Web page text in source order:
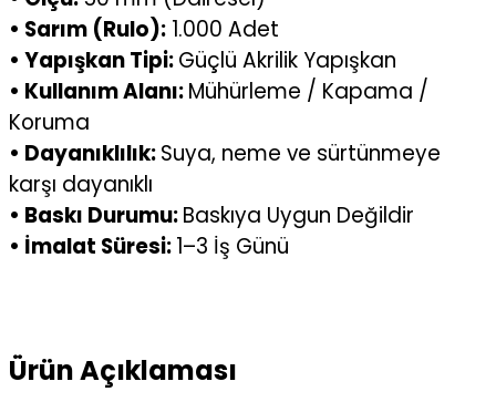
• Sarım (Rulo): 1.000 Adet
• Yapışkan Tipi:Güçlü Akrilik Yapışkan
• Kullanım Alanı:Mühürleme / Kapama /
Koruma
• Dayanıklılık:Suya, neme ve sürtünmeye
karşı dayanıklı
• Baskı Durumu:Baskıya Uygun Değildir
• İmalat Süresi:1–3 İş Günü
Ürün Açıklaması